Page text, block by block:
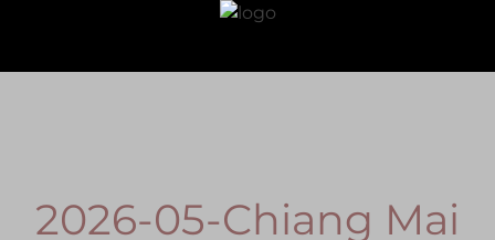
2026-05-Chiang Mai